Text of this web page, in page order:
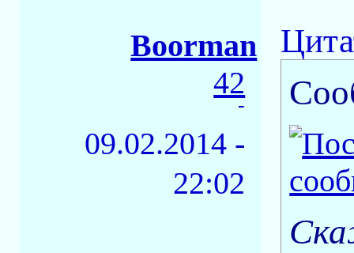
Boorman
42
-
09.02.2014 -
22:02